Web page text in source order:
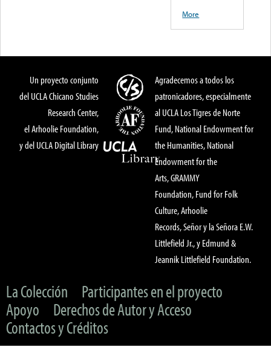
More
Un proyecto conjunto
del UCLA Chicano Studies
Research Center,
el Arhoolie Foundation,
y del UCLA Digital Library
Agradecemos a todos los
patronicadores, especialmente
al UCLA Los Tigres de Norte
Fund, National Endowment for
the Humanities, National
Endowment for the
Arts, GRAMMY
Foundation, Fund for Folk
Culture, Arhoolie
Records, Señor y la Señora E.W.
Littlefield Jr., y Edmund &
Jeannik Littlefield Foundation.
La Colección
Participantes en el proyecto
Apoyo
Derechos de Autor y Acceso
Contactos y Créditos